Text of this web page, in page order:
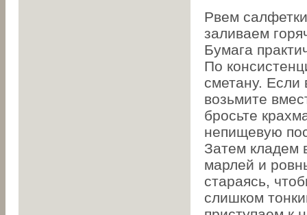
Рвем
заливаем
Бумага
По
сметану. Если
возьмите
бросьте
непищевую
Затем кладем
марлей и
стараясь,
слишком